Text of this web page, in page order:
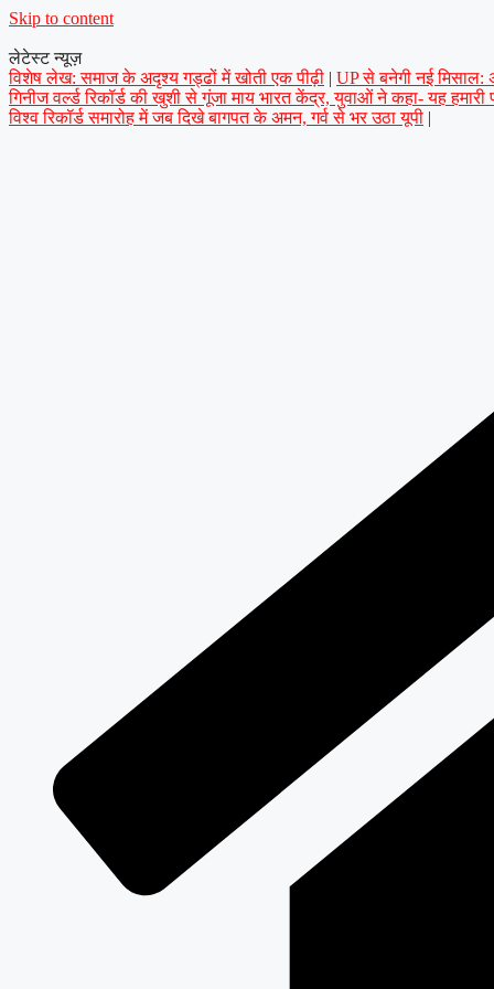
Skip to content
लेटेस्ट न्यूज़
विशेष लेख: समाज के अदृश्य गड्ढों में खोती एक पीढ़ी | UP से बनेगी नई मिसाल:
गिनीज वर्ल्ड रिकॉर्ड की खुशी से गूंजा माय भारत केंद्र, युवाओं ने कहा- यह हमारी
विश्व रिकॉर्ड समारोह में जब दिखे बागपत के अमन, गर्व से भर उठा यूपी |